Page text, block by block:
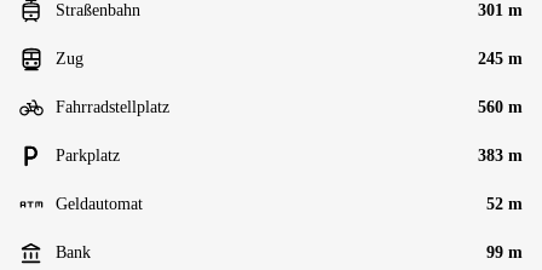
Straßenbahn 301 m
Zug 245 m
Fahrradstellplatz 560 m
Parkplatz 383 m
Geldautomat 52 m
Bank 99 m